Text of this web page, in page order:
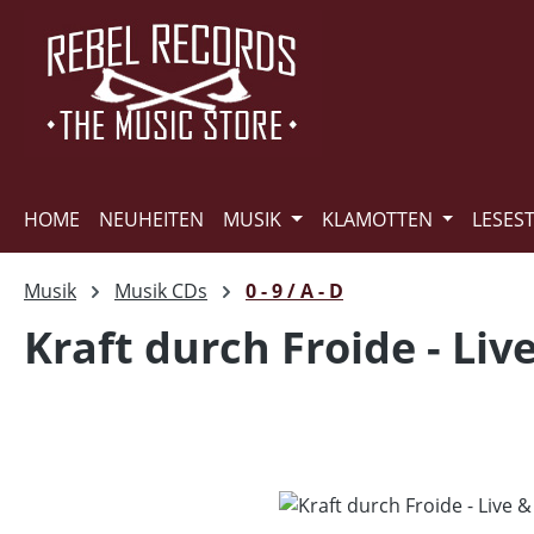
Hauptinhalt springen
Zur Suche springen
Zur Hauptnavigation springen
HOME NEUHEITEN MUSIK KLAMOTTEN
Musik Musik CDs 0 - 9 / A - D
Kraft durch Froide -